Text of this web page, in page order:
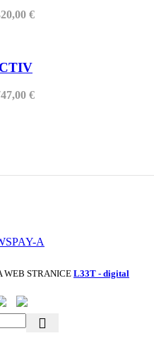
€.
€Trenutna
€Trenutna
A
WEB STRANICEL33T - digital